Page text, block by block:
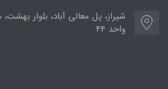
شیراز، پل معالی آباد، بلوار
واحد 44